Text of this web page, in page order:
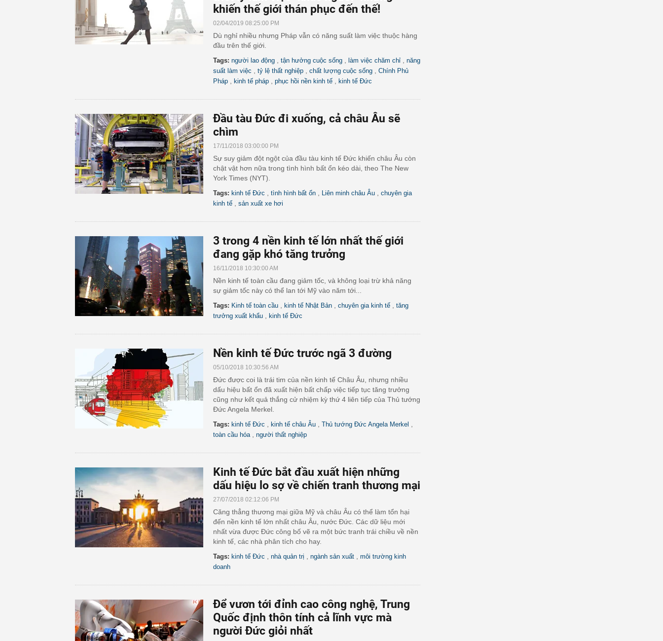
khiến thế giới thán phục đến thế!
02/04/2019 08:25:00 PM
Dù nghỉ nhiều nhưng Pháp vẫn có năng suất làm việc thuộc hàng
đầu trên thế giới.
Tags: người lao động tận hưởng cuộc sống làm việc chăm chỉ
năng
suất làm việc
tỷ lệ thất nghiệp chất lượng cuộc sống
Chính Phủ
Pháp
kinh tế pháp phục hồi nền kinh tế kinh tế Đức
Đầu tàu Đức đi xuống, cả châu Âu sẽ
chìm
17/11/2018 03:00:00 PM
Sự suy giảm đột ngột của đầu tàu kinh tế Đức khiến châu Âu còn
chật vật hơn nữa trong tình hình bất ổn kéo dài, theo The New
York Times (NYT).
Tags: kinh tế Đức tình hình bất ổn Liên minh châu Âu
chuyên gia
kinh tế
sản xuất xe hơi
3 trong 4 nền kinh tế lớn nhất thế giới
đang gặp khó tăng trưởng
16/11/2018 10:30:00 AM
Nền kinh tế toàn cầu đang giảm tốc, và không loại trừ khả năng
sự giảm tốc này có thể lan tới Mỹ vào năm tới...
Tags: Kinh tế toàn cầu kinh tế Nhật Bản chuyên gia kinh tế
tăng
trưởng xuất khẩu
kinh tế Đức
Nền kinh tế Đức trước ngã 3 đường
05/10/2018 10:30:56 AM
Đức được coi là trái tim của nền kinh tế Châu Âu, nhưng nhiều
dấu hiệu bất ổn đã xuất hiện bất chấp việc tiếp tục tăng trưởng
cũng như kết quả thắng cử nhiệm kỳ thứ 4 liên tiếp của Thủ tướng
Đức Angela Merkel.
Tags: kinh tế Đức kinh tế châu Âu Thủ tướng Đức Angela Merkel
toàn cầu hóa người thất nghiệp
Kinh tế Đức bắt đầu xuất hiện những
dấu hiệu lo sợ về chiến tranh thương mại
27/07/2018 02:12:06 PM
Căng thẳng thương mại giữa Mỹ và châu Âu có thể làm tổn hại
đến nền kinh tế lớn nhất châu Âu, nước Đức. Các dữ liệu mới
nhất vừa được Đức công bố vẽ ra một bức tranh trái chiều về nền
kinh tế, các nhà phân tích cho hay.
Tags: kinh tế Đức nhà quản trị ngành sản xuất
môi trường kinh
doanh
Để vươn tới đỉnh cao công nghệ, Trung
Quốc định thôn tính cả lĩnh vực mà
người Đức giỏi nhất